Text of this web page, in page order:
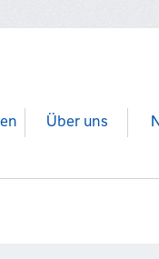
Über uns